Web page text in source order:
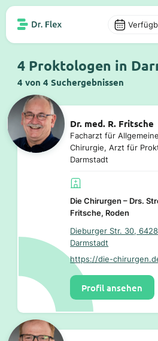
4 Proktologen in
4 von 4 Suchergebnissen
Dr. med. R. Fritsche
Facharzt für Allgemeine
Chirurgie, Arzt für
Darmstadt
Die Chirurgen – Drs.
Fritsche, Roden
Dieburger Str. 30,
Darmstadt
https://die-
Profil ansehen